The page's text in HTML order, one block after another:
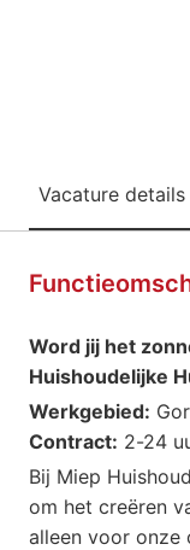
Vacature details
Word jij het
Huishoudelijke
Werkgebied:
Contract: 2-24
Bij Miep
om het creëren
alleen voor onze